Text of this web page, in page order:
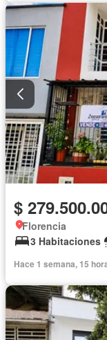
$
Florencia
3 Habitaciones
Hace 1 semana, 15